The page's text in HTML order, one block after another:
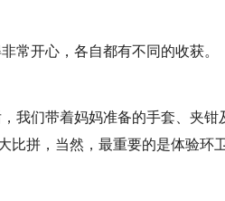
常开心，各自都有不同的收获。
我们带着妈妈准备的手套、夹
拼，当然，最重要的是体验环